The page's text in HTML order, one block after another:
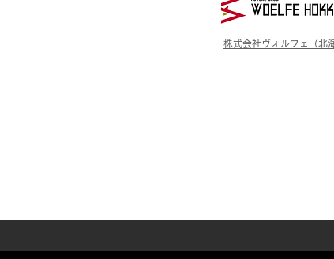
株式会社ヴォルフェ（北